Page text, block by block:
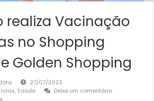
realiza Vacinação
no Shopping
Golden Shopping
27/07/2023
, Saúde
Deixe um comentário